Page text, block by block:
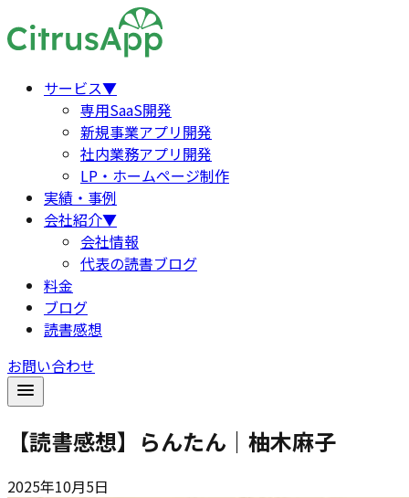
サービス▼
専用SaaS開発
新規事業アプリ開発
社内業務アプリ開発
LP・ホームページ制作
実績・事例
会社紹介▼
会社情報
代表の読書ブログ
料金
ブログ
読書感想
お問い合わせ
【読書感想】らんたん｜柚木麻子
2025年10月5日